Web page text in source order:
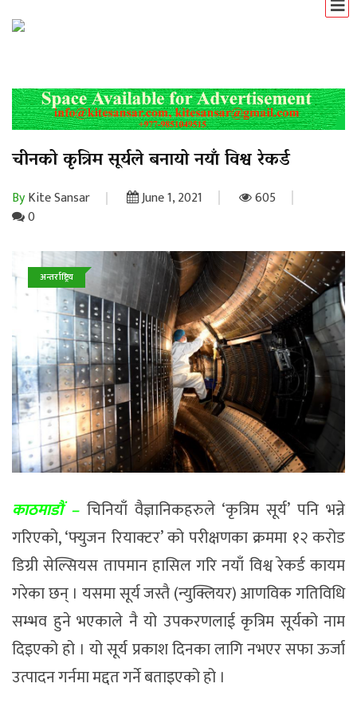
चीनको कृत्रिम सूर्यले बनायो नयाँ विश्व रेकर्ड
ByKite Sansar June 1, 2021
605
0
अन्तर्राष्ट्रिय
काठमाडौं –चिनियाँ वैज्ञानिकहरुले ‘कृत्रिम सूर्य’ पनि भन्ने
गरिएको, ‘फ्युजन रियाक्टर’ को परीक्षणका क्रममा १२ करोड
डिग्री सेल्सियस तापमान हासिल गरि नयाँ विश्व रेकर्ड कायम
गरेका छन् । यसमा सूर्य जस्तै (न्युक्लियर) आणविक गतिविधि
सम्भव हुने भएकाले नै यो उपकरणलाई कृत्रिम सूर्यको नाम
दिइएको हो । यो सूर्य प्रकाश दिनका लागि नभएर सफा ऊर्जा
उत्पादन गर्नमा मद्दत गर्ने बताइएको हो ।